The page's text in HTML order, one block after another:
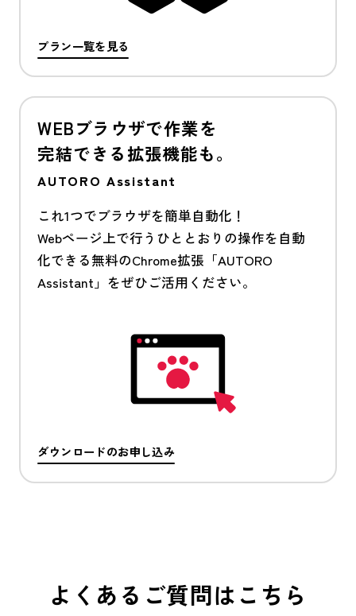
プラン一覧を見る
WEBブラウザで作業を
完結できる拡張機能も。
AUTORO Assistant
これ1つでブラウザを簡単自動化！
Webページ上で行うひととおりの操作を自動
化できる無料のChrome拡張「AUTORO
Assistant」をぜひご活用ください。
ダウンロードのお申し込み
よくあるご質問はこちら